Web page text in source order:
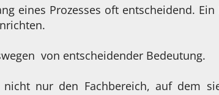
eines Prozesses oft entscheidend.
von entscheidender Bedeutung.
nur den Fachbereich, auf dem